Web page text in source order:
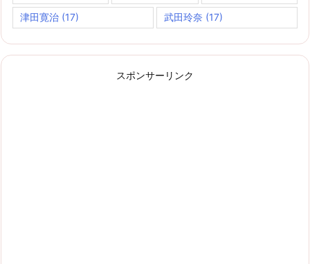
津田寛治 (17) 武田玲奈 (17)
スポンサーリンク